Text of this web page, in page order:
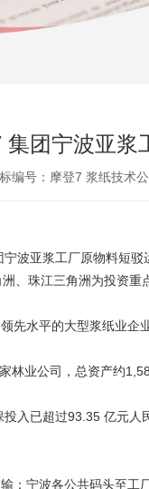
团宁波亚
编号：摩登7 浆纸技术
波亚浆工厂原物料短驳
、珠江三角洲为投资
先水平的大型浆纸业
林业公司，总资产约
入已超过93.35 亿元人
：宁波各公共码头至工